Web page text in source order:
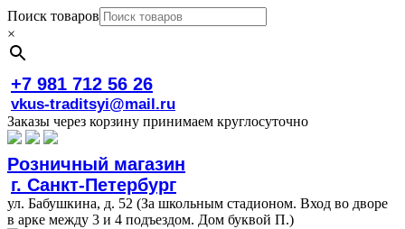
Поиск товаров
×
+7 981 712 56 26
vkus-traditsyi@mail.ru
Заказы через корзину принимаем круглосуточно
Розничный магазин
г. Санкт-Петербург
ул. Бабушкина, д. 52 (За школьным стадионом. Вход во дворе
в арке между 3 и 4 подъездом. Дом буквой П.)